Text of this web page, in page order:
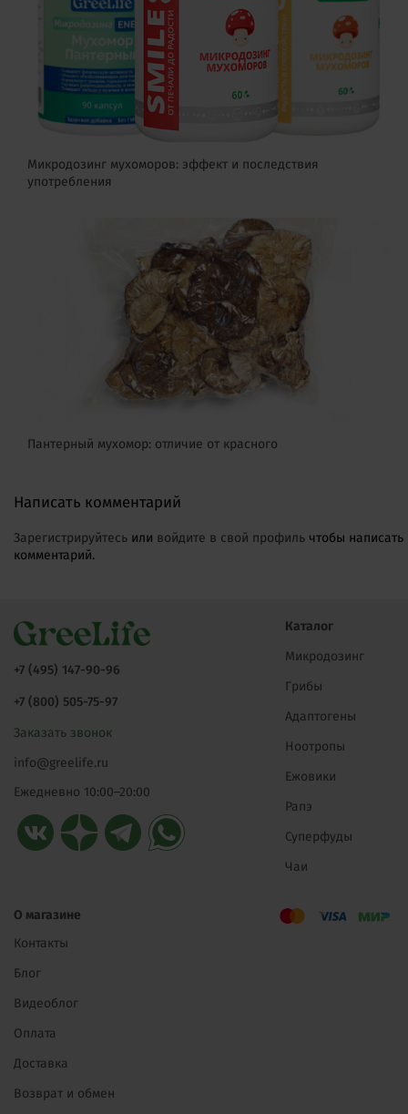
Микродозинг мухоморов: эффект и последствия
употребления
Пантерный мухомор: отличие от красного
Написать комментарий
Зарегистрируйтесь или войдите в свой профиль чтобы написать
комментарий.
+7 (495) 147-90-96
+7 (800) 505-75-97
Заказать звонок
info@greelife.ru
Ежедневно 10:00–20:00
Каталог
Микродозинг
Грибы
Адаптогены
Ноотропы
Ежовики
Рапэ
Суперфуды
Чаи
О магазине
Контакты
Блог
Видеоблог
Оплата
Доставка
Возврат и обмен